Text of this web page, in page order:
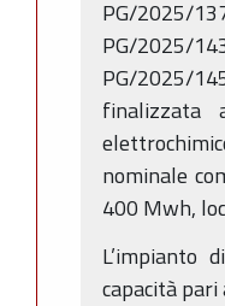
PG/2025/
PG/2025/
PG/2025/
finalizzata
nominale
400 Mwh,
L’impianto
capacità